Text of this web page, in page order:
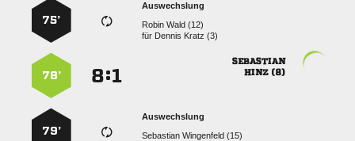
Auswechslung
  
für   
75’

 
:
78’
Auswechslung
  
79’